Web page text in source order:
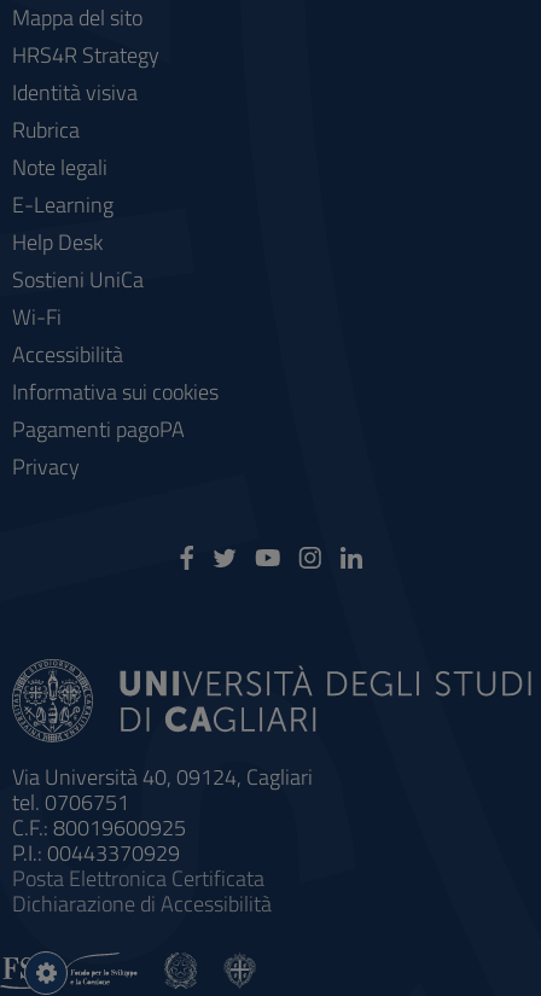
Via Università 40, 09124, Cagliari
tel. 0706751
C.F.: 80019600925
P.I.: 00443370929
Posta Elettronica Certificata
Dichiarazione di Accessibilità
Mappa del sito
HRS4R Strategy
Identità visiva
Rubrica
Note legali
E-Learning
Help Desk
Sostieni UniCa
Wi-Fi
Accessibilità
Informativa sui cookies
Pagamenti pagoPA
Privacy
Impostazioni
cookie